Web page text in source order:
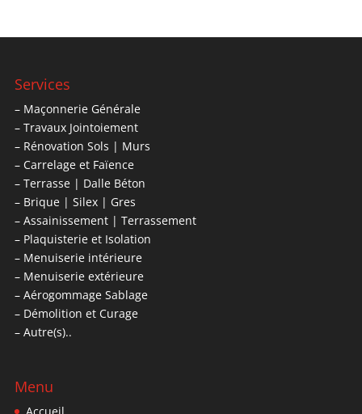
Services
– Maçonnerie Générale
– Travaux Jointoiement
– Rénovation Sols | Murs
– Carrelage et Faïence
– Terrasse | Dalle Béton
– Brique | Silex | Gres
– Assainissement | Terrassement
– Plaquisterie et Isolation
– Menuiserie intérieure
– Menuiserie extérieure
– Aérogommage Sablage
– Démolition et Curage
– Autre(s)..
Menu